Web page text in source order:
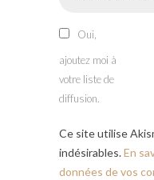
Oui,
ajoutez moi à
votre liste de
diffusion.
Ce site utilise
indésirables.En
données de vos